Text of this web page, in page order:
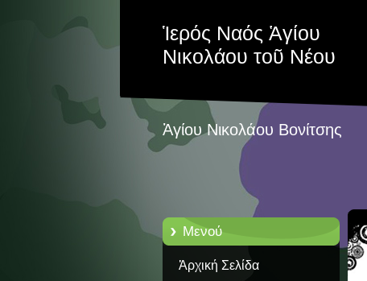
Ἱερός Ναός Ἁγίου
Νικολάου τοῦ Νέου
Ἁγίου Νικολάου Βονίτσης
Μενού
Ἀρχική Σελίδα